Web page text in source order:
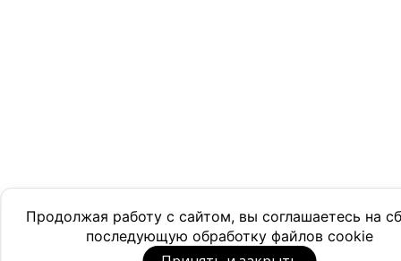
Продолжая работу с сайтом, вы соглашаетесь на
последующую обработку файлов cookie